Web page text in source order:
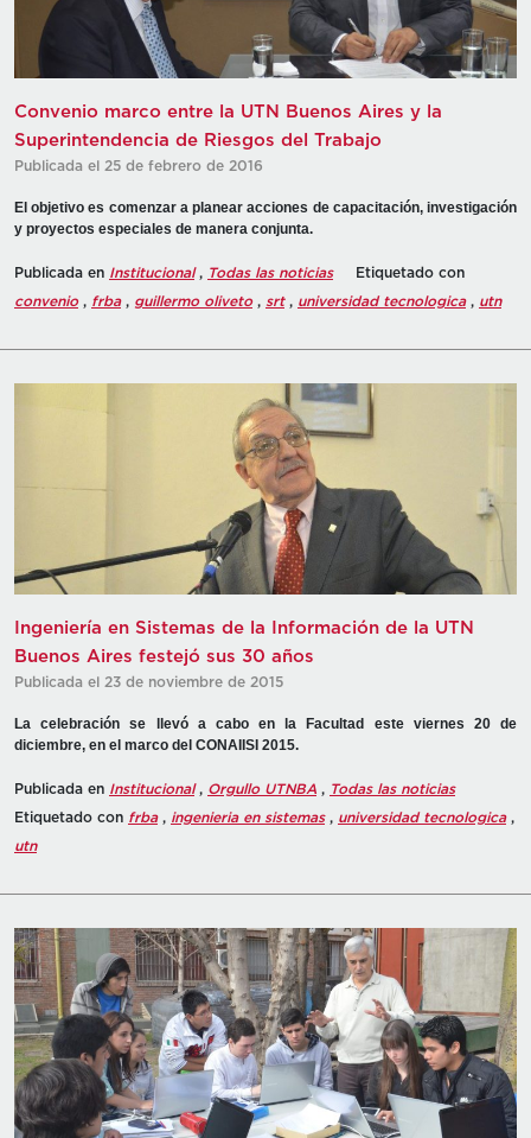
Convenio marco entre la UTN Buenos Aires y la
Superintendencia de Riesgos del Trabajo
Publicada el 25 de febrero de 2016
El objetivo es comenzar a planear acciones de capacitación, investigación
y proyectos especiales de manera conjunta.
Publicada en Institucional, Todas las noticias
Etiquetado con
convenio, frba, guillermo oliveto, srt, universidad tecnologica, utn
Ingeniería en Sistemas de la Información de la UTN
Buenos Aires festejó sus 30 años
Publicada el 23 de noviembre de 2015
La celebración se llevó a cabo en la Facultad este viernes 20 de
diciembre, en el marco del CONAIISI 2015.
Publicada en Institucional, Orgullo UTNBA , Todas las noticias
Etiquetado con frba, ingenieria en sistemas, universidad tecnologica,
utn